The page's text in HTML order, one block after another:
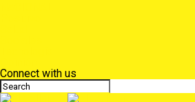
Connect with us